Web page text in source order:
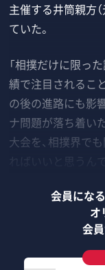
主催する井筒親方
ていた。
「相撲だけに限っ
績で注目されるこ
の後の進路にも影
ナ問題が落ち着い
大会を、相撲界で
会員にな
オ
会